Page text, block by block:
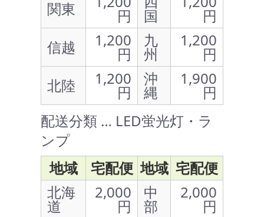
関東
円 国
円
信越
1,200
円
九
州
1,200
円
北陸
1,200
円
沖
縄
1,900
円
配送分類 … LED蛍光灯・ラ
ンプ
地域
宅配便 地域 宅配便
北海
道
2,000
円
中
部
2,000
円